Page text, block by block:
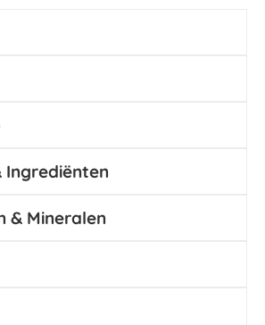
Ingrediënten
& Mineralen